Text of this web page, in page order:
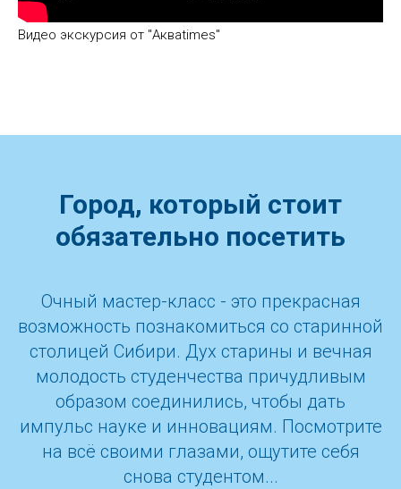
Видео экскурсия от "Акваtimes"
Город, который стоит
обязательно посетить
Очный мастер-класс - это прекрасная
возможность познакомиться со старинной
столицей Сибири. Дух старины и вечная
молодость студенчества причудливым
образом соединились, чтобы дать
импульс науке и инновациям. Посмотрите
на всё своими глазами, ощутите себя
снова студентом...